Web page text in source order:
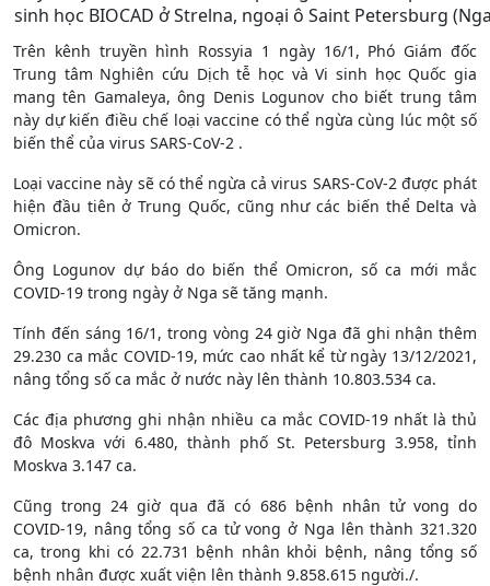
sinh học BIOCAD ở Strelna, ngoại ô Saint Petersburg
Trên kênh truyền hình Rossyia 1 ngày 16/1, Phó Giám đốc
Trung tâm Nghiên cứu Dịch tễ học và Vi sinh học Quốc gia
mang tên Gamaleya, ông Denis Logunov cho biết trung tâm
này dự kiến điều chế loại vaccine có thể ngừa cùng lúc một số
biến thể của virus SARS-CoV-2 .
Loại vaccine này sẽ có thể ngừa cả virus SARS-CoV-2 được phát
hiện đầu tiên ở Trung Quốc, cũng như các biến thể Delta và
Omicron.
Ông Logunov dự báo do biến thể Omicron, số ca mới mắc
COVID-19 trong ngày ở Nga sẽ tăng mạnh.
Tính đến sáng 16/1, trong vòng 24 giờ Nga đã ghi nhận thêm
29.230 ca mắc COVID-19, mức cao nhất kể từ ngày 13/12/2021,
nâng tổng số ca mắc ở nước này lên thành 10.803.534 ca.
Các địa phương ghi nhận nhiều ca mắc COVID-19 nhất là thủ
đô Moskva với 6.480, thành phố St. Petersburg 3.958, tỉnh
Moskva 3.147 ca.
Cũng trong 24 giờ qua đã có 686 bệnh nhân tử vong do
COVID-19, nâng tổng số ca tử vong ở Nga lên thành 321.320
ca, trong khi có 22.731 bệnh nhân khỏi bệnh, nâng tổng số
bệnh nhân được xuất viện lên thành 9.858.615 người./.